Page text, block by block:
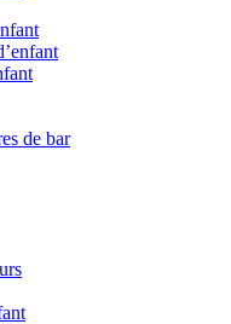
de bar